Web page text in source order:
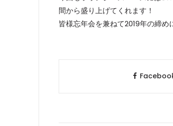
間から盛り上げてくれます！
皆様忘年会を兼ねて2019年の締め